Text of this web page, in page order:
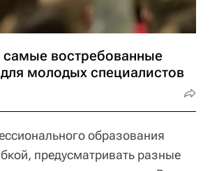
самые востребованные
молодых специалистов
образования
предусматривать разные